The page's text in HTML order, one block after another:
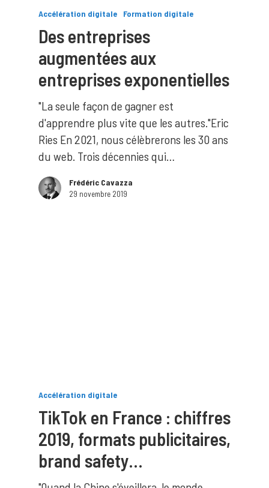
Accélération digitale Formation digitale
Des entreprises
augmentées aux
entreprises exponentielles
"La seule façon de gagner est
d'apprendre plus vite que les autres."Eric
Ries En 2021, nous célèbrerons les 30 ans
du web. Trois décennies qui…
Frédéric Cavazza
29 novembre 2019
Accélération digitale
TikTok en France : chiffres
2019, formats publicitaires,
brand safety…